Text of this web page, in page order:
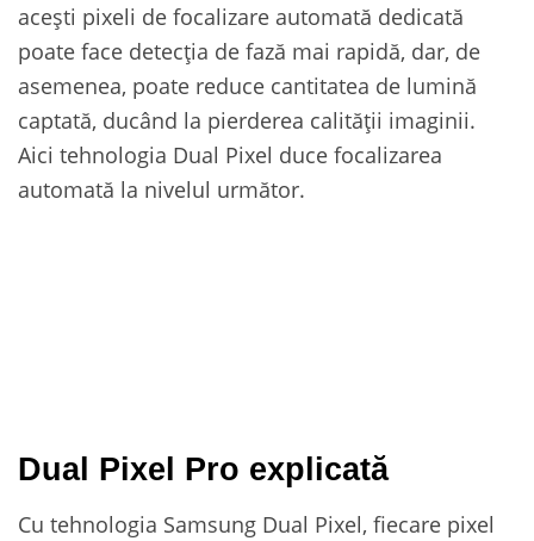
acești pixeli de focalizare automată dedicată
poate face detecția de fază mai rapidă, dar, de
asemenea, poate reduce cantitatea de lumină
captată, ducând la pierderea calității imaginii.
Aici tehnologia Dual Pixel duce focalizarea
automată la nivelul următor.
Dual Pixel Pro explicată
Cu tehnologia Samsung Dual Pixel, fiecare pixel